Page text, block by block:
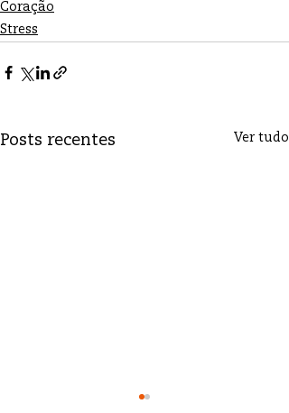
Coração
Stress
Posts recentes Ver tudo